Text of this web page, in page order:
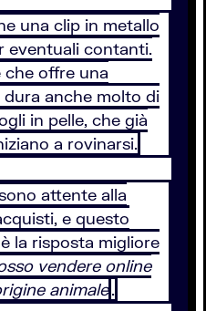
una clip in metallo
eventuali contanti.
offre una
dura anche molto di
in pelle, che già
a rovinarsi.
attente alla
e questo
la risposta migliore
vendere online
animale.